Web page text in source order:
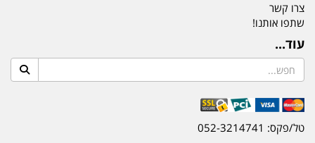
צרו קשר
שתפו אותנו!
עוד...
טל/פקס: 052-3214741